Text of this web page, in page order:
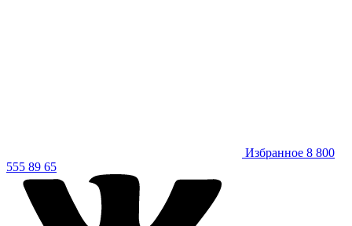
Избранное 8 800
555 89 65